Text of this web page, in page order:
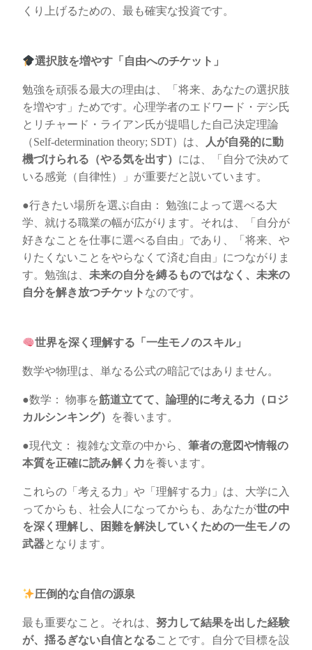
くり上げるための、最も確実な投資です。
選択肢を増やす「自由へのチケット」
勉強を頑張る最大の理由は、「将来、あなたの選択肢
を増やす」ためです。心理学者のエドワード・デシ氏
とリチャード・ライアン氏が提唱した自己決定理論
（Self-determination theory; SDT）は、
人が自発的に動
機づけられる（やる気を出す） には、「自分で決めて
いる感覚（自律性）」が重要だと説いています。
●行きたい場所を選ぶ自由： 勉強によって選べる大
学、就ける職業の幅が広がります。それは、「自分が
好きなことを仕事に選べる自由」であり、「将来、や
りたくないことをやらなくて済む自由」につながりま
す。勉強は、 未来の自分を縛るものではなく、未来の
自分を解き放つチケット なのです。
世界を深く理解する「一生モノのスキル」
数学や物理は、単なる公式の暗記ではありません。
●数学： 物事を筋道立てて、論理的に考える力（ロジ
カルシンキング）
を養います。
●現代文： 複雑な文章の中から、 筆者の意図や情報の
本質を正確に読み解く力を養います。
これらの「考える力」や「理解する力」は、大学に入
ってからも、社会人になってからも、あなたが世の中
を深く理解し、困難を解決していくための一生モノの
武器となります。
圧倒的な自信の源泉
最も重要なこと。それは、 努力して結果を出した経験
が、揺るぎない自信となることです。自分で目標を設